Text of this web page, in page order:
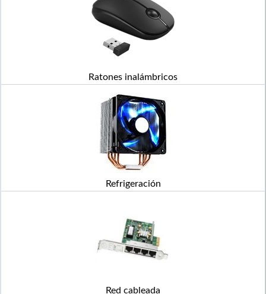
Ratones inalámbricos
Refrigeración
Red cableada